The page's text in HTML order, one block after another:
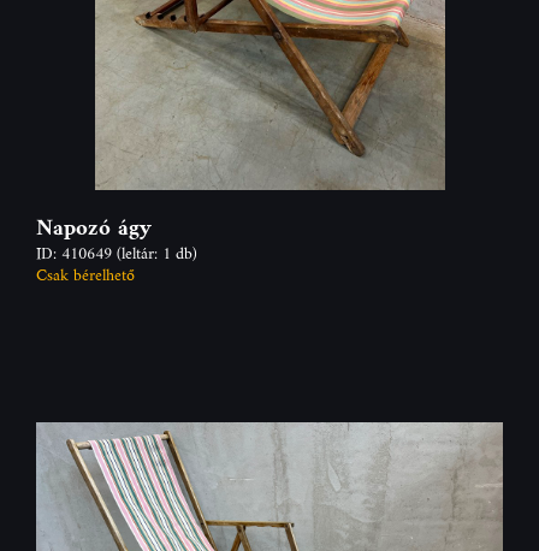
Napozó ágy
ID: 410649(leltár: 1 db)
Csak bérelhető